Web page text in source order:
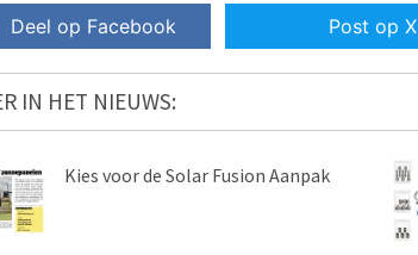
Deel op Facebook Post op X
IN HET NIEUWS:
Kies voor de Solar Fusion Aanpak